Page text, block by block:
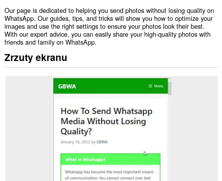
Our page is dedicated to helping you send photos without losing quality on
WhatsApp. Our guides, tips, and tricks will show you how to optimize your
images and use the right settings to ensure your photos look their best.
With our expert advice, you can easily share your high-quality photos with
friends and family on WhatsApp.
Zrzuty ekranu